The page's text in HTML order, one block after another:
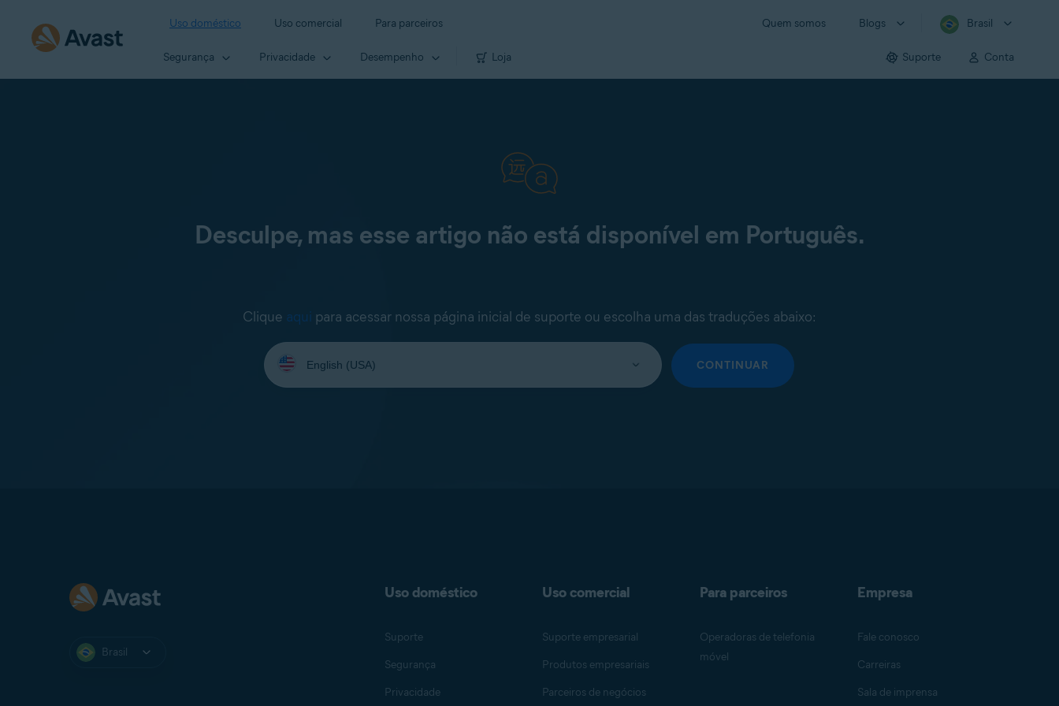
Uso doméstico Uso comercial Para parceiros Quem somos Blogs Brasil
Segurança Privacidade Desempenho Loja Suporte Conta
Desculpe, mas esse artigo não está disponível em Português.
Clique aqui para acessar nossa página inicial de suporte ou escolha uma das traduções abaixo:
Selecione
seu
idioma:
CONTINUAR
Brasil
Uso doméstico
Suporte
Segurança
Privacidade
Uso comercial
Suporte empresarial
Produtos empresariais
Parceiros de negócios
Para parceiros
Operadoras de telefonia
móvel
Empresa
Fale conosco
Carreiras
Sala de imprensa